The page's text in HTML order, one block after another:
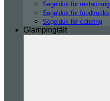
Segelduk för restaurang
Segelduk för foodtrucks
Segelduk för catering
Glampingtält